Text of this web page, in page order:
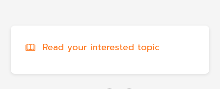
Read your interested topic